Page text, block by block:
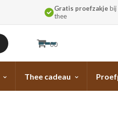
Gratis proefzakje bij
thee
00
Thee cadeau